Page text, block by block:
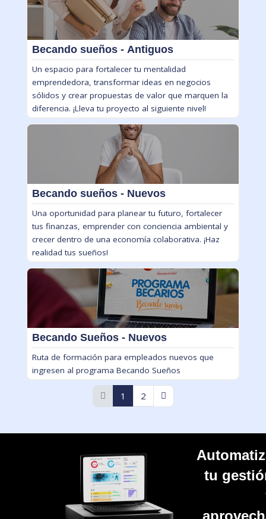
Becando sueños - Antiguos
Un espacio para fortalecer tu mentalidad
emprendedora, transformar ideas en negocios
sólidos y crear propuestas de valor que marquen la
diferencia. ¡Lleva tu proyecto al siguiente nivel!
Becando sueños - Nuevos
Una oportunidad para planear tu futuro, fortalecer
tus finanzas, emprender con conciencia ambiental y
crecer dentro de una economía colaborativa. ¡Haz
realidad tus sueños!
Becando Sueños - Nuevos
Ruta de formación para empleados nuevos que
ingresen al programa Becando Sueños
1 2
tu